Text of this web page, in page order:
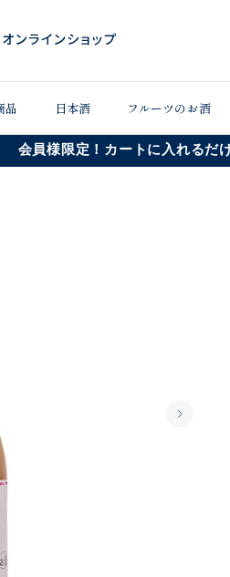
品 日本酒 フルーツのお酒
会員様限定！カートに入れるだ